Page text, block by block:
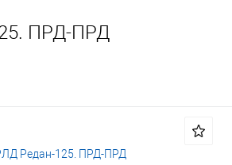
ПРД-ПРД